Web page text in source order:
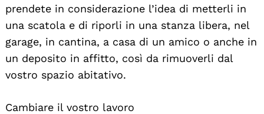
prendete in considerazione l’idea di metterli in
una scatola e di riporli in una stanza libera, nel
garage, in cantina, a casa di un amico o anche in
un deposito in affitto, così da rimuoverli dal
vostro spazio abitativo.
Cambiare il vostro lavoro